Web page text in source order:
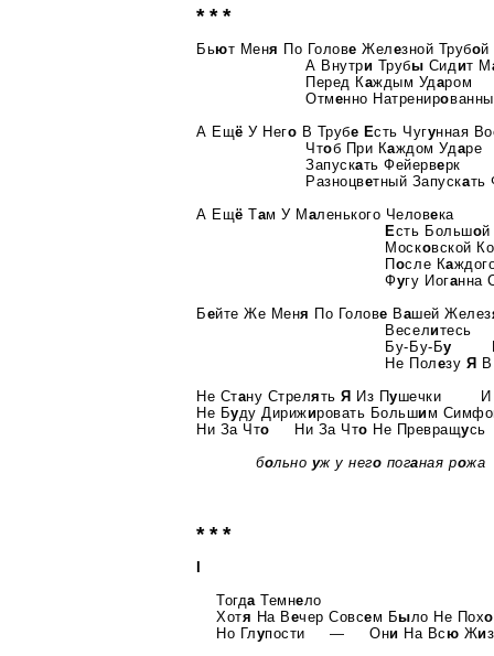
* * *
Бьют Меня По Голове Железной Трубо
А Внутри Трубы Сидит М
Перед Каждым Уда
Отменно Натрениро
А Ещё У Него В Трубе Есть Чугунная Во
Чтоб При Каждом Ударе
Запускать Фейерверк
Разноцветный Запускать
А Ещё Там У Маленького Человека
Есть Большо
Московской
После Ка
Фугу Иоганна
Бейте Же Меня По Голове Вашей Желез
Весели
Бу-Бу-Бу
Не Полезу Я
Не Стану СтрелятьЯ Из Пушечки И
Не Буду Дирижировать Большим
Ни За Что Ни За Что Не Превращу
больно уж у него поганая ро
* * *
I
Тогда Темнело
Хотя На Вечер Совсем Было Не Похо
Но Глупости — Они На Всю Жи